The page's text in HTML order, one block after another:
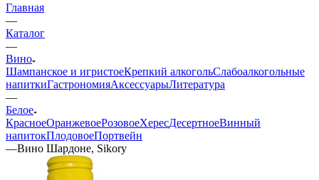
Главная
—
Каталог
—
Вино
Шампанское и игристоеКрепкий алкогольСлабоалкогольные
напиткиГастрономияАксессуарыЛитература
—
Белое
КрасноеОранжевоеРозовоеХересДесертноеВинный
напитокПлодовоеПортвейн
—Вино Шардоне, Sikory